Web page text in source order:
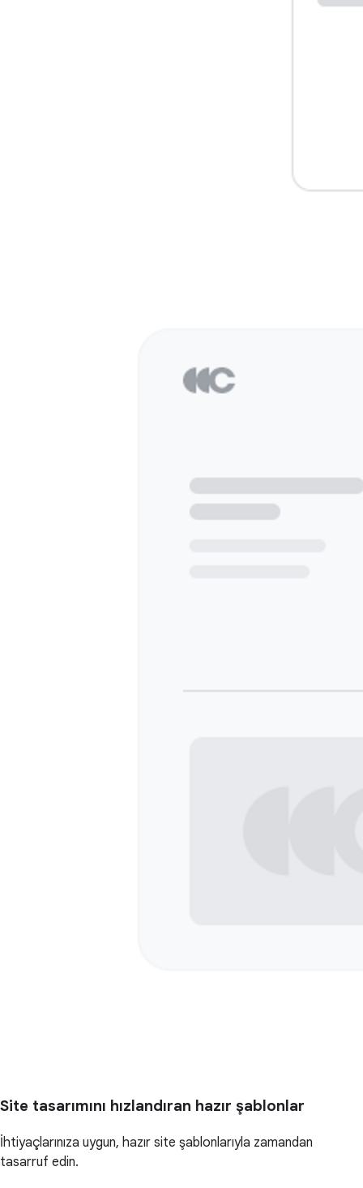
Site tasarımını hızlandıran hazır şablonlar
İhtiyaçlarınıza uygun, hazır site şablonlarıyla zamandan
tasarruf edin.